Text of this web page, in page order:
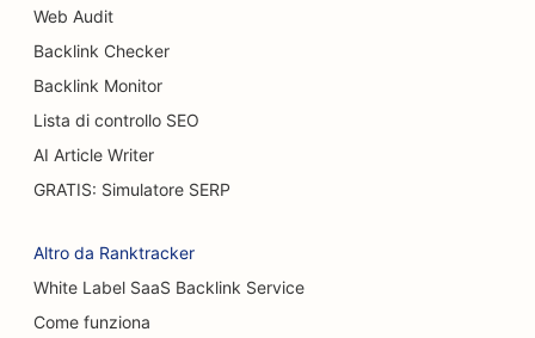
SEO per chirurghi ustionati
SEO per i caffè
SEO per pasticcerie
SEO per gli autolavaggi
Web Audit
Backlink Checker
Backlink Monitor
Lista di controllo SEO
AI Article Writer
GRATIS: Simulatore SERP
Altro da Ranktracker
White Label SaaS Backlink Service
Come funziona